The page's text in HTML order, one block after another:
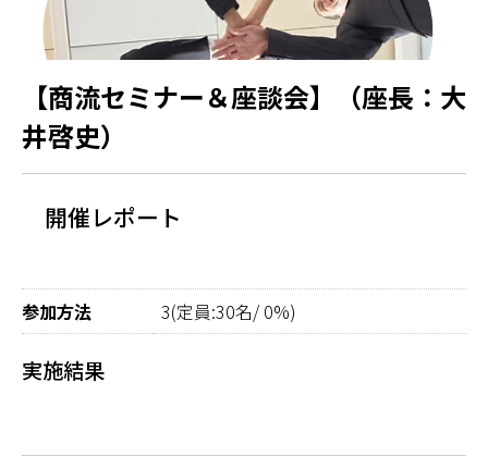
【商流セミナー＆座談会】（座長：大
井啓史）
開催レポート
参加方法 3(定員:30名/ 0%)
実施結果